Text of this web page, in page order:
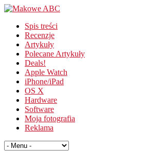
Spis treści
Recenzje
Artykuły
Polecane Artykuły
Deals!
Apple Watch
iPhone/iPad
OS X
Hardware
Software
Moja fotografia
Reklama